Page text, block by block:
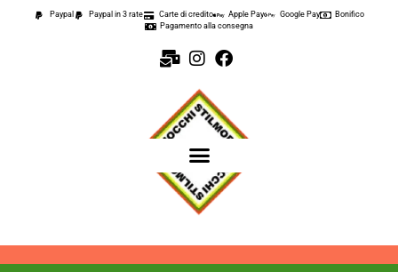
contenuto
Paypal Paypal in 3 rate Carte di credito Apple Pay Google Pay
Bonifico
Pagamento alla consegna